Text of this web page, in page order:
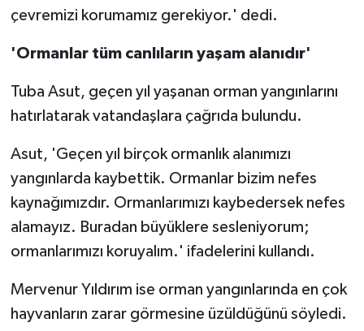
çevremizi korumamız gerekiyor.' dedi.
'Ormanlar tüm canlıların yaşam alanıdır'
Tuba Asut, geçen yıl yaşanan orman yangınlarını
hatırlatarak vatandaşlara çağrıda bulundu.
Asut, 'Geçen yıl birçok ormanlık alanımızı
yangınlarda kaybettik. Ormanlar bizim nefes
kaynağımızdır. Ormanlarımızı kaybedersek nefes
alamayız. Buradan büyüklere sesleniyorum;
ormanlarımızı koruyalım.' ifadelerini kullandı.
Mervenur Yıldırım ise orman yangınlarında en çok
hayvanların zarar görmesine üzüldüğünü söyledi.